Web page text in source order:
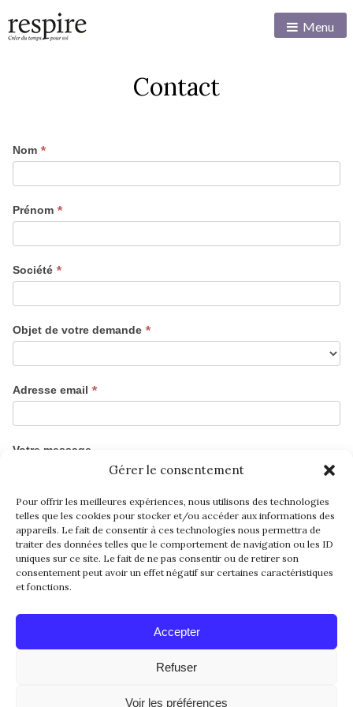
Gérer le consentement
Pour offrir les meilleures expériences, nous utilisons des technologies
telles que les cookies pour stocker et/ou accéder aux informations des
appareils. Le fait de consentir à ces technologies nous permettra de
traiter des données telles que le comportement de navigation ou les ID
uniques sur ce site. Le fait de ne pas consentir ou de retirer son
consentement peut avoir un effet négatif sur certaines caractéristiques
et fonctions.
Accepter
Refuser
Voir les préférences
Menu
Contact
Nom *
Prénom *
Société *
Objet de votre demande *
Adresse email *
Votre message